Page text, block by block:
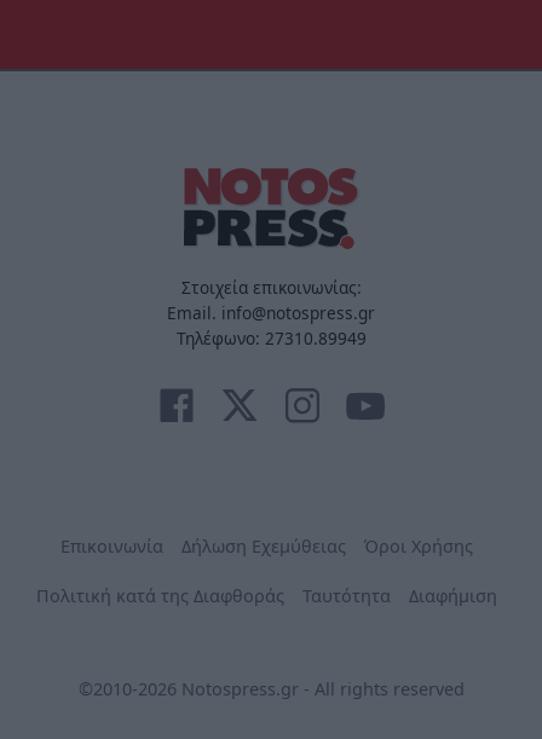
Στοιχεία επικοινωνίας:
Email. info@notospress.gr
Τηλέφωνο: 27310.89949
Επικοινωνία Δήλωση Εχεμύθειας Όροι Χρήσης
Πολιτική κατά της Διαφθοράς Ταυτότητα Διαφήμιση
©2010-2026 Notospress.gr - All rights reserved